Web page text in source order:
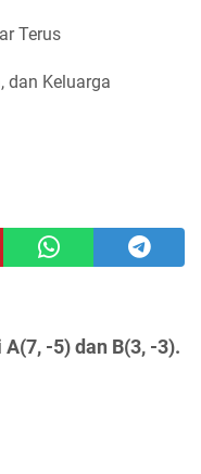
Terus
dan Keluarga
-5) dan B(3, -3).